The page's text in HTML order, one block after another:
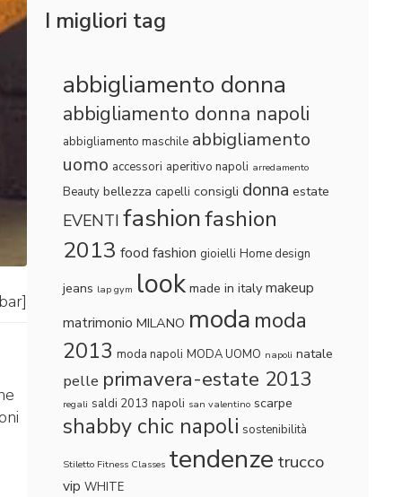
I migliori tag
abbigliamento donna
abbigliamento donna napoli
abbigliamento maschile abbigliamento
uomo accessori aperitivo napoli arredamento
Beauty bellezza capelli consigli donna estate
EVENTI fashionfashion
2013 food fashion gioielli Home design
jeans lap gym look made in italy makeup
matrimonio MILANO moda moda
2013 moda napoli MODA UOMO napoli natale
pelle primavera-estate 2013
regali saldi 2013 napoli san valentino scarpe
shabby chic napoli sostenibilità
Stiletto Fitness Classes tendenze trucco
vip WHITE